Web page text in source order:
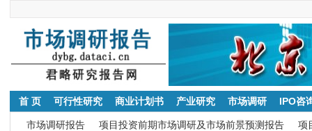
首 页 可行性研究 商业计划书 产业研究 市场调研 IPO咨
市场调研报告 项目投资前期市场调研及市场前景预测报告 项